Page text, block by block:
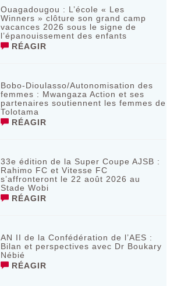
Ouagadougou : L’école « Les
Winners » clôture son grand camp
vacances 2026 sous le signe de
l’épanouissement des enfants
RÉAGIR
Bobo-Dioulasso/Autonomisation des
femmes : Mwangaza Action et ses
partenaires soutiennent les femmes de
Tolotama
RÉAGIR
33e édition de la Super Coupe AJSB :
Rahimo FC et Vitesse FC
s’affronteront le 22 août 2026 au
Stade Wobi
RÉAGIR
AN II de la Confédération de l’AES :
Bilan et perspectives avec Dr Boukary
Nébié
RÉAGIR